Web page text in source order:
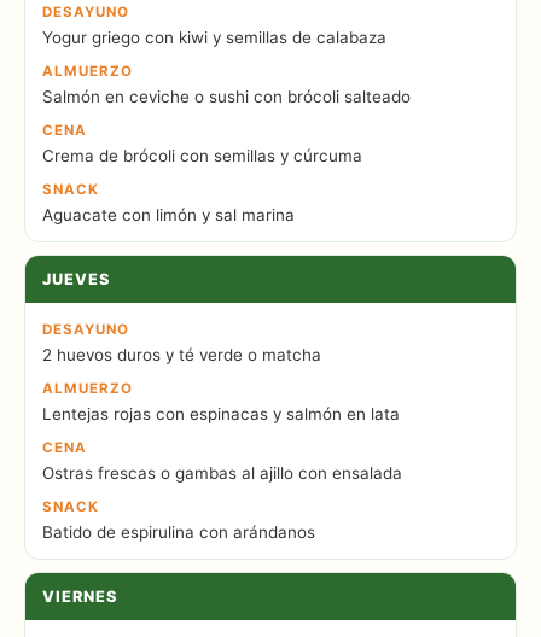
DESAYUNO
Yogur griego con kiwi y semillas de calabaza
ALMUERZO
Salmón en ceviche o sushi con brócoli salteado
CENA
Crema de brócoli con semillas y cúrcuma
SNACK
Aguacate con limón y sal marina
JUEVES
DESAYUNO
2 huevos duros y té verde o matcha
ALMUERZO
Lentejas rojas con espinacas y salmón en lata
CENA
Ostras frescas o gambas al ajillo con ensalada
SNACK
Batido de espirulina con arándanos
VIERNES